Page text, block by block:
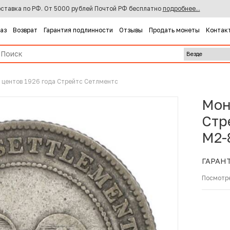
по РФ. От 5000 рублей Почтой РФ бесплатно подробнее...
Возврат Гарантия подлинности Отзывы Продать монеты
центов 1926 года Стрейтс Сетлментс